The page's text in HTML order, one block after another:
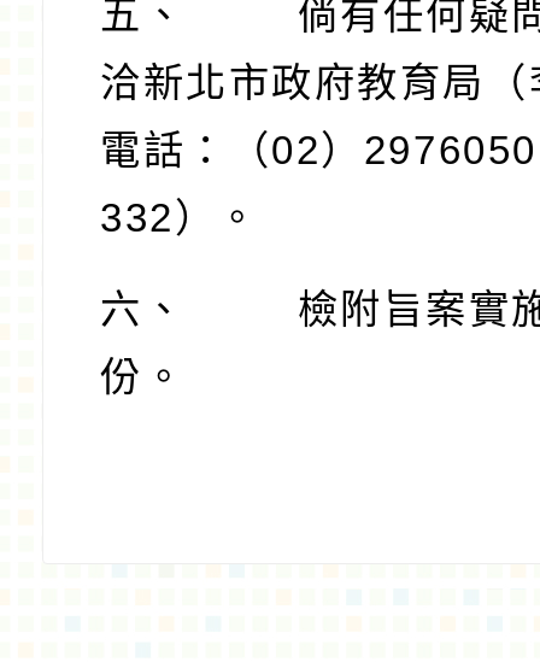
五、
倘有任何疑
洽新北市政府教育局
電話：（02）
332）。
六、
檢附旨案實
份。